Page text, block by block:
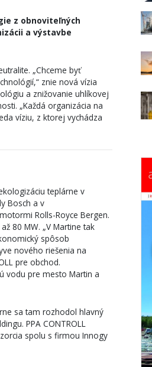
z obnoviteľných
a výstavbe
„Chceme byť
znie nová vízia
a znižovanie uhlíkovej
„Každá organizácia na
víziu, z ktorej vychádza
teplárne v
Bosch a v
Rolls-Royce Bergen.
80 MW. „V Martine tak
spôsob
nového riešenia na
pre obchod.
vodu pre mesto Martin a
sa tam rozhodol hlavný
PPA CONTROLL
spolu s firmou Innogy